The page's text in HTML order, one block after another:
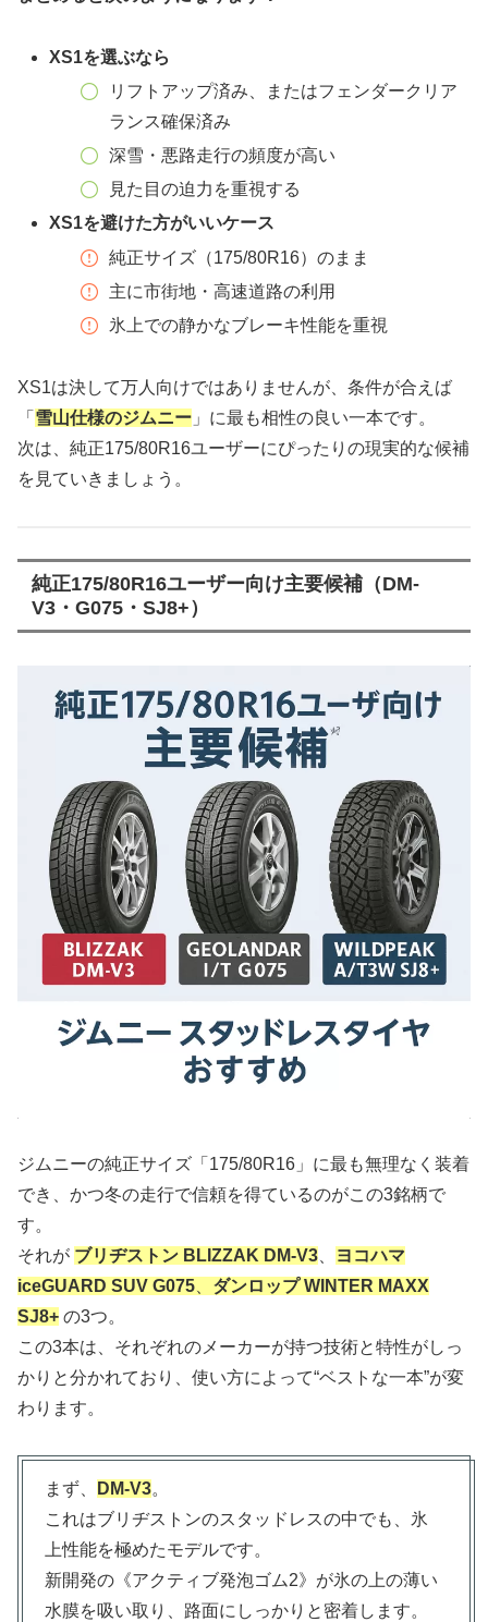
XS1を選ぶなら
リフトアップ済み、またはフェンダークリア
ランス確保済み
深雪・悪路走行の頻度が高い
見た目の迫力を重視する
XS1を避けた方がいいケース
純正サイズ（175/80R16）のまま
主に市街地・高速道路の利用
氷上での静かなブレーキ性能を重視
XS1は決して万人向けではありませんが、条件が合えば
「 雪山仕様のジムニー 」に最も相性の良い一本です。
次は、純正175/80R16ユーザーにぴったりの現実的な候補
を見ていきましょう。
純正175/80R16ユーザー向け主要候補（DM-
V3・G075・SJ8+）
ジムニーの純正サイズ「175/80R16」に最も無理なく装着
でき、かつ冬の走行で信頼を得ているのがこの3銘柄で
す。
それが ブリヂストン BLIZZAK DM-V3
ヨコハマ
iceGUARD SUV G075
ダンロップ WINTER MAXX
SJ8+ の3つ。
この3本は、それぞれのメーカーが持つ技術と特性がしっ
かりと分かれており、使い方によって“ベストな一本”が変
わります。
まず、 DM-V3。
これはブリヂストンのスタッドレスの中でも、氷
上性能を極めたモデルです。
新開発の《アクティブ発泡ゴム2》が氷の上の薄い
水膜を吸い取り、路面にしっかりと密着します。